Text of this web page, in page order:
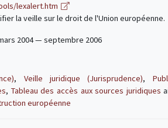
lexalert.htm
la veille sur le droit de l'Union européenne.
2004 — septembre 2006
, Veille juridique (Jurisprudence),
, Tableau des accès aux sources juridiques
européenne